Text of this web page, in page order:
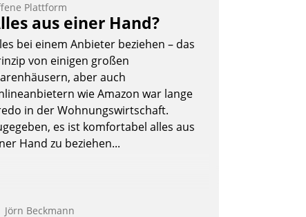
Jahresbeginn eine Überblick, Einsicht
Eingriff bietende Lösung. Zur
setzte man auf
bewährte und Startup-
sowie erstmals agile
Nadja Hußmann
Plattform
aus einer Hand?
bei einem Anbieter beziehen – das
von einigen großen
aber auch
wie Amazon war lange
in der Wohnungswirtschaft.
es ist komfortabel alles aus
Hand zu beziehen...
Jörn Beckmann